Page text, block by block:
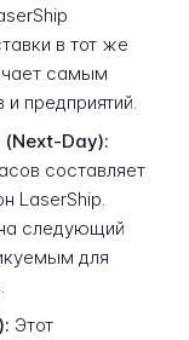
в тот же
самым
предприятий.
Day):
составляет
LaserShip.
следующий
для
Этот